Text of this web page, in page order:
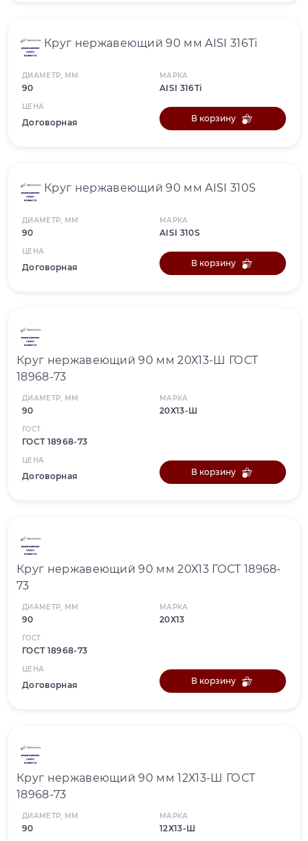
Круг нержавеющий 90 мм AISI 316Ti
ДИАМЕТР, ММ
90
МАРКА
AISI 316Ti
ЦЕНА
Договорная В корзину
Круг нержавеющий 90 мм AISI 310S
ДИАМЕТР, ММ
90
МАРКА
AISI 310S
ЦЕНА
Договорная В корзину
Круг нержавеющий 90 мм 20Х13-Ш ГОСТ
18968-73
ДИАМЕТР, ММ
90
МАРКА
20Х13-Ш
ГОСТ
ГОСТ 18968-73
ЦЕНА
Договорная В корзину
Круг нержавеющий 90 мм 20Х13 ГОСТ 18968-
73
ДИАМЕТР, ММ
90
МАРКА
20Х13
ГОСТ
ГОСТ 18968-73
ЦЕНА
Договорная В корзину
Круг нержавеющий 90 мм 12Х13-Ш ГОСТ
18968-73
ДИАМЕТР, ММ
90
МАРКА
12Х13-Ш